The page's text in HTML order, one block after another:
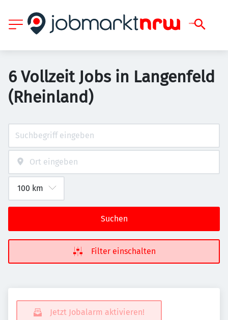
6 Vollzeit Jobs in Langenfeld
(Rheinland)
Suchen
Filter einschalten
Jetzt Jobalarm aktivieren!